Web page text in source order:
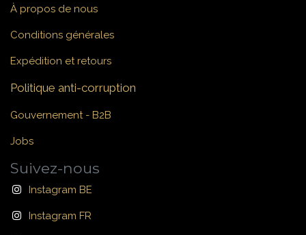
À propos de nous
Conditions générales
Expédition et retours
Politique anti-corruption
Gouvernement - B2B
Jobs
Suivez-nous
Instagram BE
Instagram FR